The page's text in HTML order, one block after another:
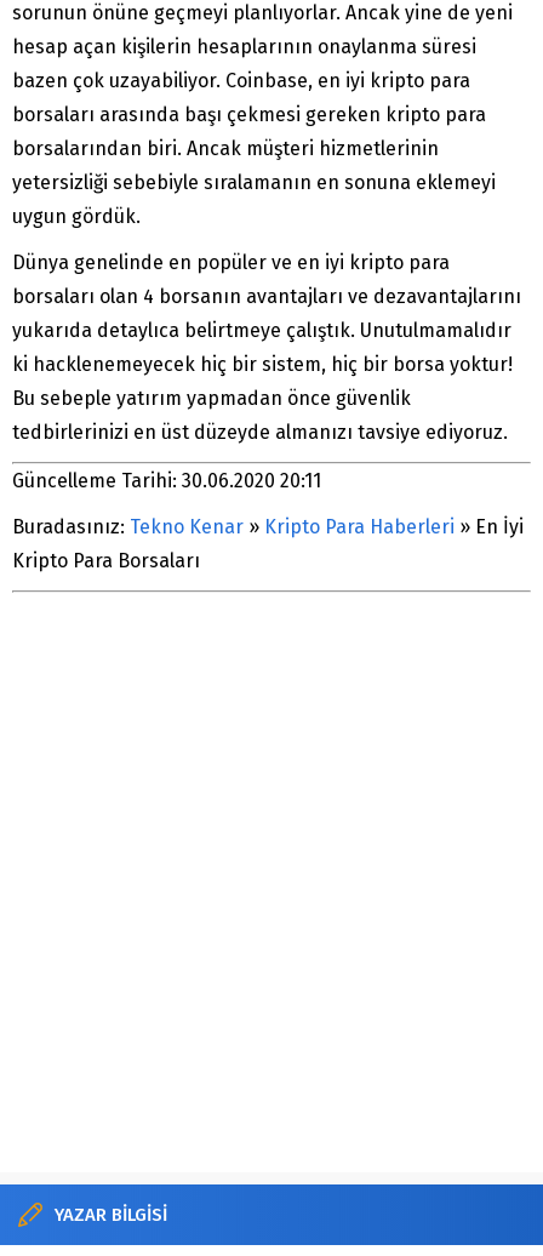
sorunun önüne geçmeyi planlıyorlar. Ancak yine de yeni
hesap açan kişilerin hesaplarının onaylanma süresi
bazen çok uzayabiliyor. Coinbase, en iyi kripto para
borsaları arasında başı çekmesi gereken kripto para
borsalarından biri. Ancak müşteri hizmetlerinin
yetersizliği sebebiyle sıralamanın en sonuna eklemeyi
uygun gördük.
Dünya genelinde en popüler ve en iyi kripto para
borsaları olan 4 borsanın avantajları ve dezavantajlarını
yukarıda detaylıca belirtmeye çalıştık. Unutulmamalıdır
ki hacklenemeyecek hiç bir sistem, hiç bir borsa yoktur!
Bu sebeple yatırım yapmadan önce güvenlik
tedbirlerinizi en üst düzeyde almanızı tavsiye ediyoruz.
Güncelleme Tarihi: 30.06.2020 20:11
Buradasınız: Tekno Kenar » Kripto Para Haberleri » En İyi
Kripto Para Borsaları
YAZAR BİLGİSİ